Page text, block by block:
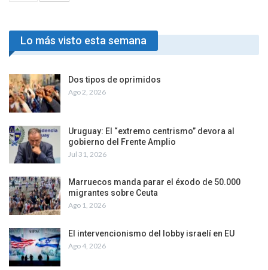
Lo más visto esta semana
Dos tipos de oprimidos
Ago 2, 2026
Uruguay: El “extremo centrismo” devora al
gobierno del Frente Amplio
Jul 31, 2026
Marruecos manda parar el éxodo de 50.000
migrantes sobre Ceuta
Ago 1, 2026
El intervencionismo del lobby israelí en EU
Ago 4, 2026